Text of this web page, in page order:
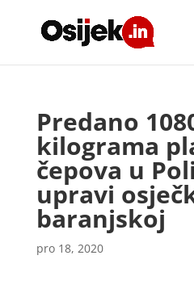
Predano
kilograma
čepova u
upravi
baranjskoj
pro 18, 2020